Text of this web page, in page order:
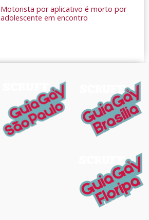
Motorista por aplicativo é morto por
adolescente em encontro